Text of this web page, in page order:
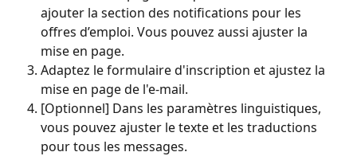
ajouter la section des notifications pour les
offres d’emploi. Vous pouvez aussi ajuster la
mise en page.
Adaptez le formulaire d'inscription et ajustez la
mise en page de l'e-mail.
[Optionnel] Dans les paramètres linguistiques,
vous pouvez ajuster le texte et les traductions
pour tous les messages.